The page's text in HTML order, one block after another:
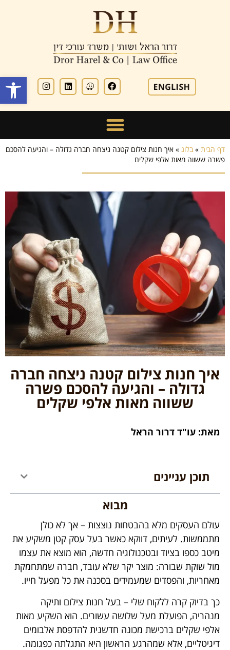
פתח
דף הבית » בלוג » איך חנות צילום קטנה ניצחה חברה גדולה – והגיעה להסכם
פשרה ששווה מאות אלפי שקלים
איך חנות צילום קטנה ניצחה חברה
גדולה – והגיעה להסכם פשרה
ששווה מאות אלפי שקלים
מאת: עו"ד דרור הראל
תוכן עניינים
מבוא
עולם העסקים מלא בהבטחות נוצצות – אך לא כולן
מתממשות. לעיתים, דווקא כאשר בעל עסק קטן משקיע את
מיטב כספו בציוד ובטכנולוגיה חדשה, הוא מוצא את עצמו
מול שוקת שבורה: מוצר יקר שלא עובד, חברה שמתחמקת
מאחריות, והפסדים שמעמידים בסכנה את כל מפעל חייו.
כך בדיוק קרה ללקוח שלי – בעל חנות צילום ותיקה
מנהריה, הפועלת מעל שלושה עשורים. הוא השקיע מאות
אלפי שקלים ברכישת מכונה חדשנית להדפסת אלבומים
דיגיטליים, אלא שמהרגע הראשון היא התגלתה כפגומה.